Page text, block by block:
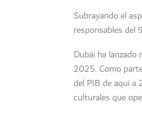
Subrayando el
responsables del
Dubái ha
2025. Como
del PIB de aquí
culturales que